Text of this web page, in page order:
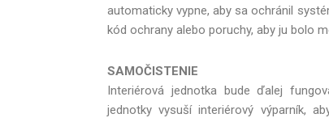
automaticky vypne, aby sa ochránil
kód ochrany alebo poruchy, aby ju bolo
SAMOČISTENIE
Interiérová jednotka bude ďalej
jednotky vysuší interiérový výparník,